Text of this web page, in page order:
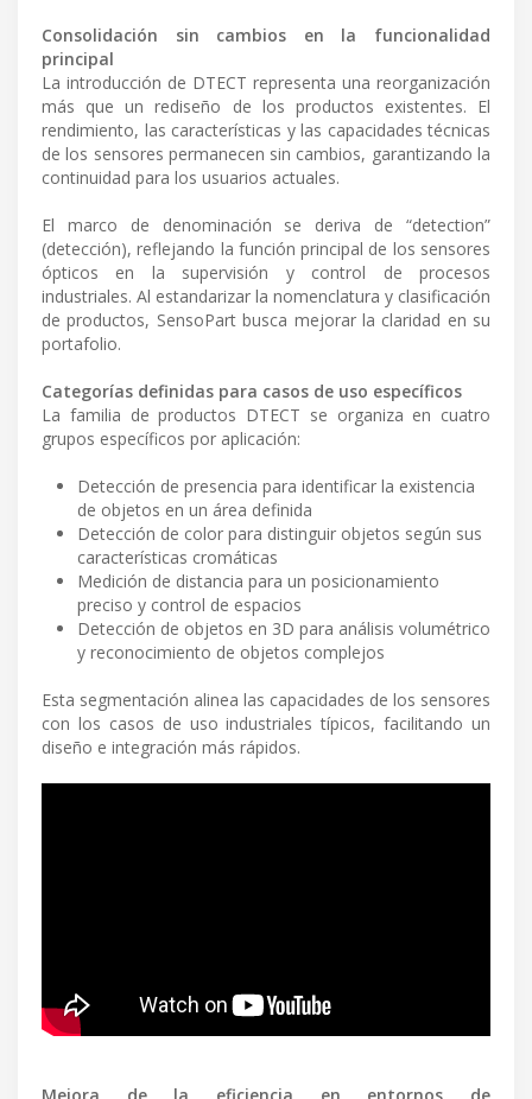
Consolidación sin cambios en la funcionalidad
principal
La introducción de DTECT representa una reorganización
más que un rediseño de los productos existentes. El
rendimiento, las características y las capacidades técnicas
de los sensores permanecen sin cambios, garantizando la
continuidad para los usuarios actuales.
El marco de denominación se deriva de “detection”
(detección), reflejando la función principal de los sensores
ópticos en la supervisión y control de procesos
industriales. Al estandarizar la nomenclatura y clasificación
de productos, SensoPart busca mejorar la claridad en su
portafolio.
Categorías definidas para casos de uso específicos
La familia de productos DTECT se organiza en cuatro
grupos específicos por aplicación:
Detección de presencia para identificar la existencia
de objetos en un área definida
Detección de color para distinguir objetos según sus
características cromáticas
Medición de distancia para un posicionamiento
preciso y control de espacios
Detección de objetos en 3D para análisis volumétrico
y reconocimiento de objetos complejos
Esta segmentación alinea las capacidades de los sensores
con los casos de uso industriales típicos, facilitando un
diseño e integración más rápidos.
Mejora de la eficiencia en entornos de